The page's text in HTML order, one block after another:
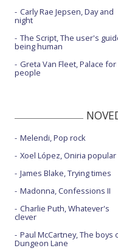
Carly Rae Jepsen, Day and
night
The Script, The user's
being human
Greta Van Fleet, Palace
people
Melendi, Pop rock
Xoel López, Oniria popular
James Blake, Trying times
Madonna, Confessions II
Charlie Puth, Whatever's
clever
Paul McCartney, The boys
Dungeon Lane